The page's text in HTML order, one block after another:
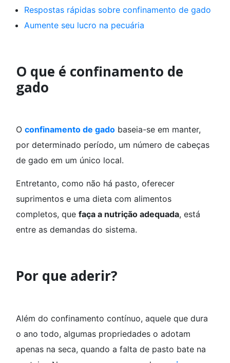
Respostas rápidas sobre confinamento de gado
Aumente seu lucro na pecuária
O que é confinamento de
gado
O confinamento de gado baseia-se em manter,
por determinado período, um número de cabeças
de gado em um único local.
Entretanto, como não há pasto, oferecer
suprimentos e uma dieta com alimentos
completos, que faça a nutrição adequada, está
entre as demandas do sistema.
Por que aderir?
Além do confinamento contínuo, aquele que dura
o ano todo, algumas propriedades o adotam
apenas na seca, quando a falta de pasto bate na